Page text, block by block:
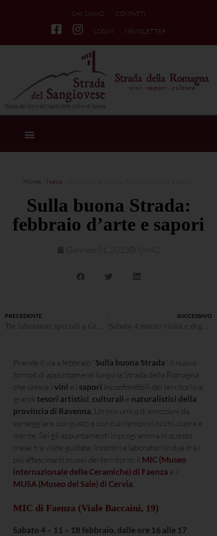
CHI SIAMO CONTATTI
LOGIN NEWSLETTER
Home News
Sulla buona Strada:
febbraio d’arte e sapori
Gennaio 31, 2023 09:42
PRECEDENTE
Tre laboratori speciali a GiovinBacco 2022
SUCCESSIVO
Sabato 4 marzo visita e degustazione a Tenuta Masselina
Prende il via a febbraio “ Sulla buona Strada“, il nuovo
format di appuntamenti lungo la Strada della Romagna
che unisce ivini e i sapori inconfondibili del territorio ai
grandi tesori artistici culturali e naturalistici della
provincia di Ravenna. Un mix unico di emozioni da
sorseggiare con gusto e con cui riempirci occhi, cuore e
mente. Sei gli appuntamenti in programma in questo
mese tra visite guidate, incontri e laboratori in due tra i
più affascinanti musei del territorio: il MIC (Museo
internazionale delle Ceramiche) di Faenza e il
MUSA (Museo del Sale) di Cervia.
MIC di Faenza (Viale Baccaini, 19)
Sabato 4 – 11 – 18 febbraio, dalle ore 16 alle 17